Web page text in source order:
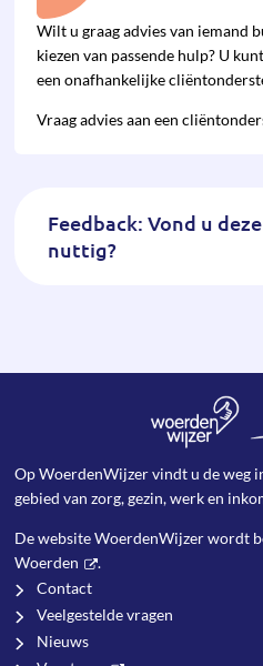
Wilt u graag advies van iemand
kiezen van pas­sende hulp? U
een onafhan­kelijke
Vraag advies aan een
Feedback: Vond u
nuttig?
Op WoerdenWijzer vindt u de weg
gebied van zorg, gezin, werk en
De website WoerdenWijzer wordt
Woerden
.
Contact
Veelgestelde vragen
Nieuws